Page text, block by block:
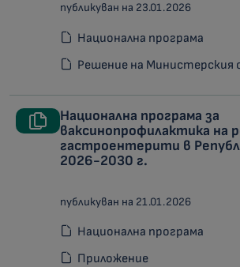
публикуван на 23.01.2026
Национална програма
Решение на Министерския
Национална програма за
ваксинопрофилактика на
гастроентерити в
2026-2030 г.
публикуван на 21.01.2026
Национална програма
Приложение